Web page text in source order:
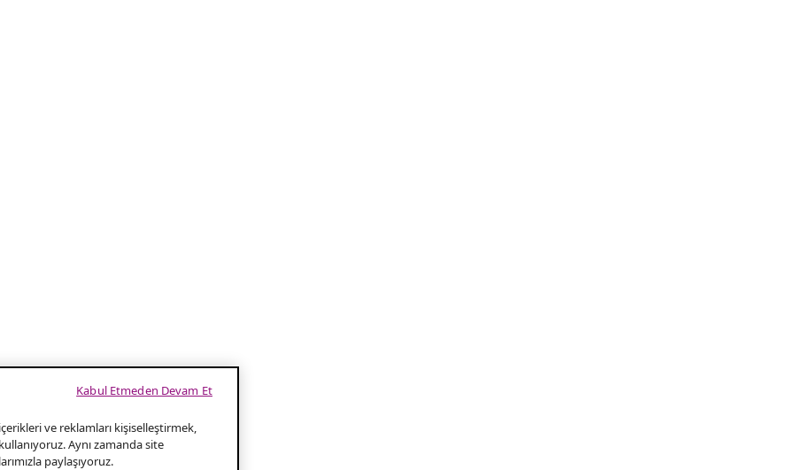
ve reklamları kişiselleştirmek,
Aynı zamanda site
paylaşıyoruz.
Kabul Etmeden Devam Et